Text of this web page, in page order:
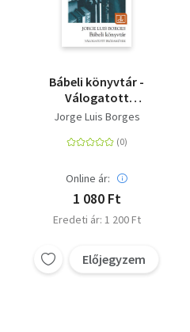
Bábeli könyvtár -
Válogatott
prózaművek
Jorge Luis Borges
Online ár:
1 080 Ft
Eredeti ár: 1 200 Ft
Előjegyzem